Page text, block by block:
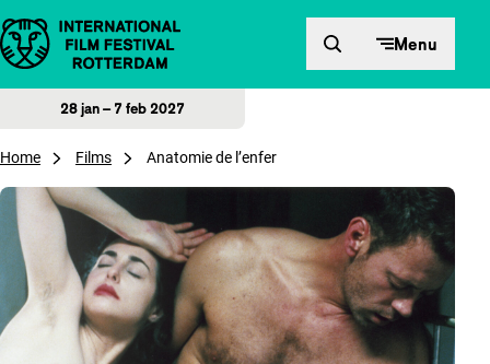
Direct naar inhoud Menu
28 jan – 7 feb 2027
Home Films Anatomie de l’enfer